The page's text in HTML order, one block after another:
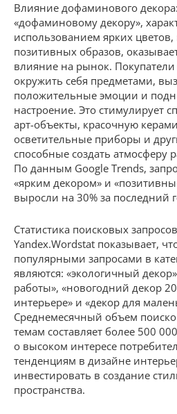
Влияние дофаминового
«дофаминовому декору»,
использованием ярких
позитивных образов,
влияние на рынок. Покупатели
окружить себя предметами,
положительные эмоции и
настроение. Это стимулирует
арт-объекты, красочную
осветительные приборы и
способные создать атмосферу
По данным Google Trends,
«ярким декором» и
выросли на 30% за последний
Статистика поисковых
Yandex.Wordstat показывает,
популярными запросами в
являются: «экологичный
работы», «новогодний декор
интерьере» и «декор для
Среднемесячный объем
темам составляет более 500
о высоком интересе
тенденциям в дизайне
инвестировать в создание
пространства.